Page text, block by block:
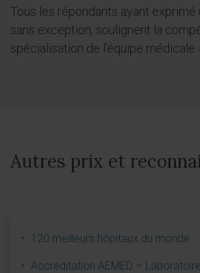
Tous les répondants ayant exprimé
sans exception, soulignent la
spécialisation de l’équipe médicale
Autres prix et
120 meilleurs hôpitaux du monde
Accréditation AEMED –